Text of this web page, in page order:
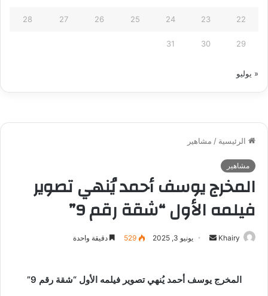
22
23
24
25
26
27
28
29
30
31
« يوليو